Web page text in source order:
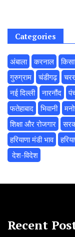
Categories
अंबाला करनाल
गुरुग्राम
चंडीगढ़
नई दिल्ली
नारनौंद
फतेहाबाद
भिवानी
शिक्षा और रोजगार
हरियाणा मंडी भाव
‌ देश-विदेश
Recent